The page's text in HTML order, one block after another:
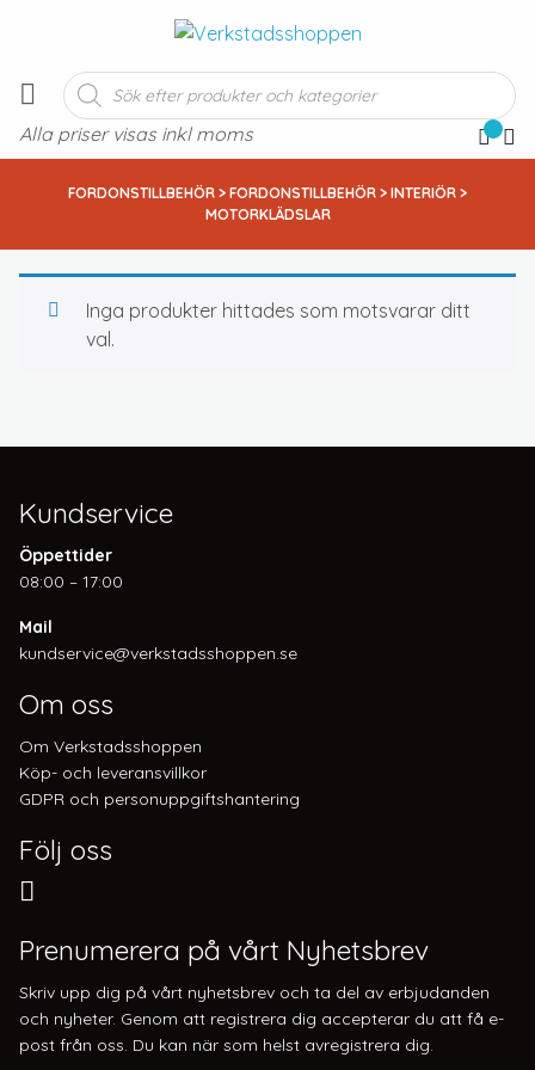
Alla priser visas inkl moms
Produktsökning
FORDONSTILLBEHÖR > FORDONSTILLBEHÖR > INTERIÖR >
MOTORKLÄDSLAR
Inga produkter hittades som motsvarar ditt
val.
Kundservice
Öppettider
08:00 – 17:00
Mail
kundservice@verkstadsshoppen.se
Om oss
Om Verkstadsshoppen
Köp- och leveransvillkor
GDPR och personuppgiftshantering
Följ oss
Prenumerera på vårt Nyhetsbrev
Skriv upp dig på vårt nyhetsbrev och ta del av erbjudanden
och nyheter. Genom att registrera dig accepterar du att få e-
post från oss. Du kan när som helst avregistrera dig.